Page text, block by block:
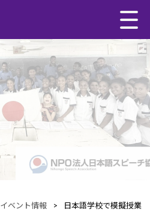
イベント情報 > 日本語学校で模擬授業